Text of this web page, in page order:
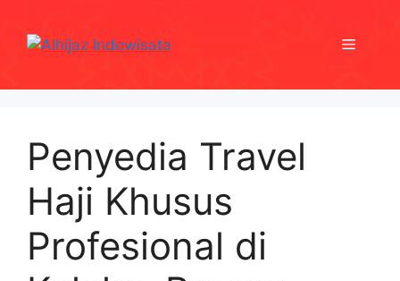
content
Menu
Penyedia Travel
Haji Khusus
Profesional di